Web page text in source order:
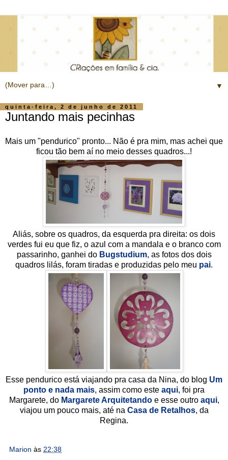
▼
quinta-feira, 2 de junho de 2011
Juntando mais pecinhas
Mais um "pendurico" pronto... Não é pra mim, mas achei que
ficou tão bem aí no meio desses quadros...!
Aliás, sobre os quadros, da esquerda pra direita: os dois
verdes fui eu que fiz, o azul com a mandala e o branco com
passarinho, ganhei do Bugstudium, as fotos dos dois
quadros lilás, foram tiradas e produzidas pelo meu pai.
Esse pendurico está viajando pra casa da Nina, do blog Um
ponto e nada mais, assim como este aqui, foi pra
Margarete, do Margarete Arquitetandoe esse outro aqui,
viajou um pouco mais, até na Casa de Retalhos, da
Regina.
Marion às 22:38